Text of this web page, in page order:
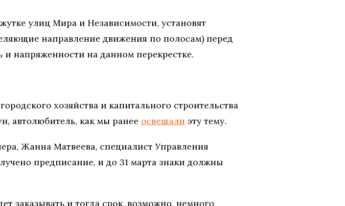
улиц Мира и Независимости, установят
направление движения по полосам) перед
и напряженности на данном перекрестке.
хозяйства и капитального строительства
автолюбитель, как мы ранее освещали эту тему.
Жанна Матвеева, специалист Управления
предписание, и до 31 марта знаки должны
заказывать и тогда срок, возможно, немного